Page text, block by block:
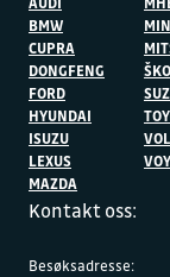
BMW
CUPRA
DONGFENG
FORD
HYUNDAI
ISUZU
LEXUS
MAZDA
Kontakt oss:
Besøksadresse: